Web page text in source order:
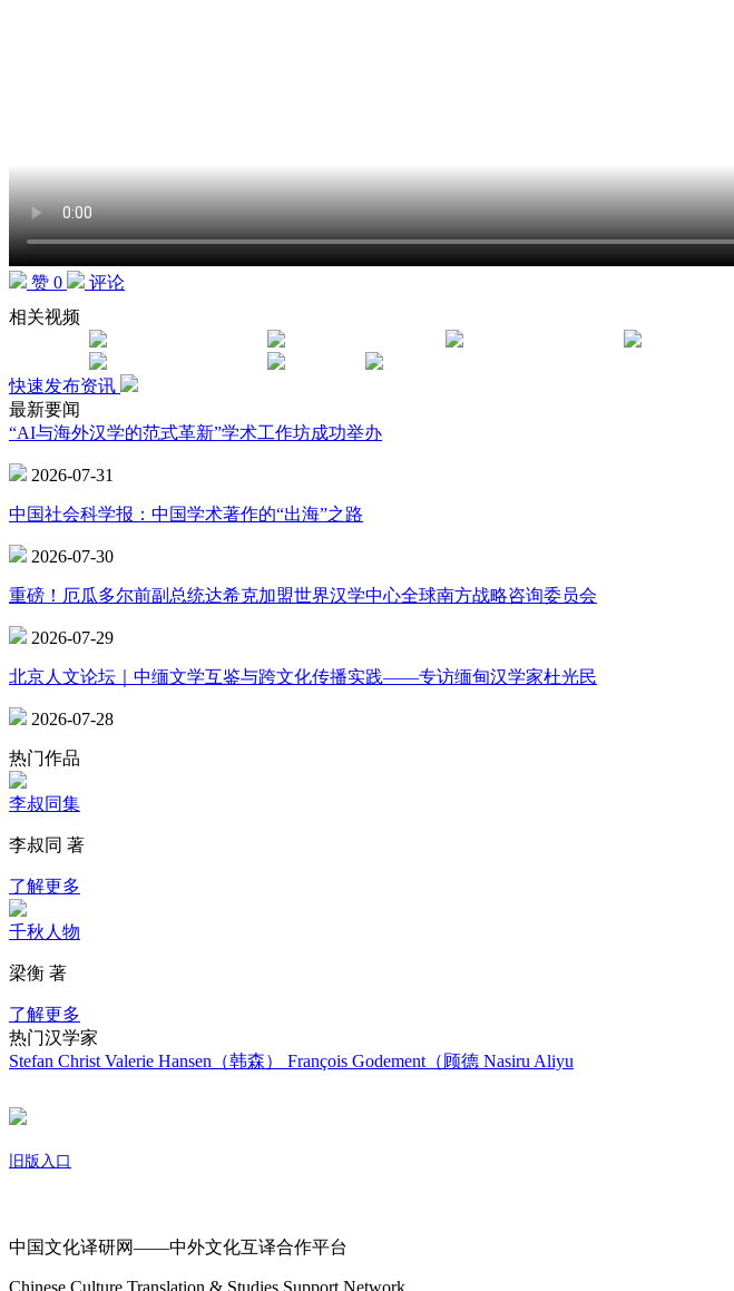
赞 0
评论
相关视频
快速发布资讯
最新要闻
“AI与海外汉学的范式革新”学术工作坊成功举办
2026-07-31
中国社会科学报：中国学术著作的“出海”之路
2026-07-30
重磅！厄瓜多尔前副总统达希克加盟世界汉学中心全球南方战略咨询委员会
2026-07-29
北京人文论坛｜中缅文学互鉴与跨文化传播实践——专访缅甸汉学家杜光民
2026-07-28
热门作品
李叔同集
李叔同 著
了解更多
千秋人物
梁衡 著
了解更多
热门汉学家
Stefan Christ Valerie Hansen（韩森） François Godement（顾德 Nasiru Aliyu
旧版入口
中国文化译研网——中外文化互译合作平台
Chinese Culture Translation & Studies Support Network